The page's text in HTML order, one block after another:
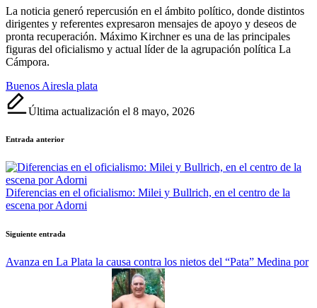
La noticia generó repercusión en el ámbito político, donde distintos
dirigentes y referentes expresaron mensajes de apoyo y deseos de
pronta recuperación. Máximo Kirchner es una de las principales
figuras del oficialismo y actual líder de la agrupación política La
Cámpora.
Etiquetas:
Buenos Airesla plata
Última actualización el 8 mayo, 2026
Navegación
de
entradas
Entrada anterior
Diferencias en el oficialismo: Milei y Bullrich, en el centro de la
escena por Adorni
Siguiente entrada
Avanza en La Plata la causa contra los nietos del “Pata” Medina por